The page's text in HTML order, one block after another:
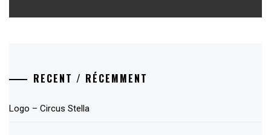
RECENT / RÉCEMMENT
Logo – Circus Stella